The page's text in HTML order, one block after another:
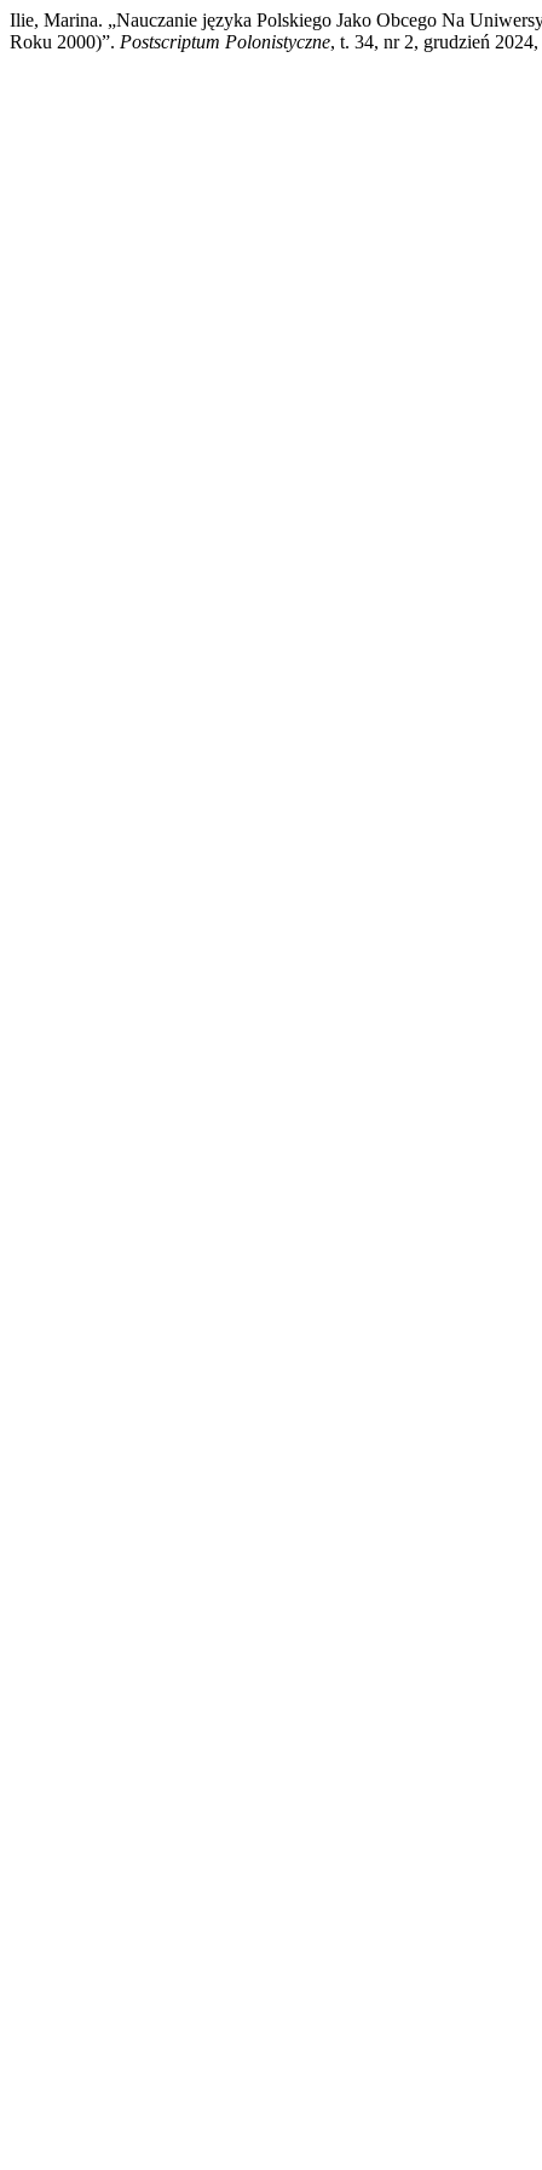
Ilie, Marina. „Nauczanie języka Polskiego Jako Obcego Na
Roku 2000)”. Postscriptum Polonistyczne, t. 34, nr 2, grudzień